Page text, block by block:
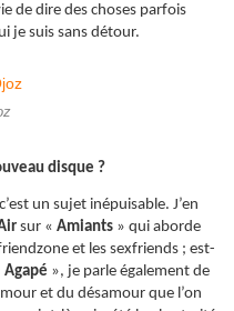
de dire des choses parfois
je suis sans détour.
disque ?
un sujet inépuisable. J’en
sur « Amiants » qui aborde
et les sexfriends ; est-
Agapé », je parle également de
et du désamour que l’on